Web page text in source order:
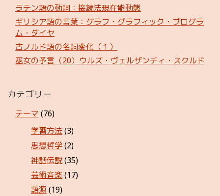
ラテン語の動詞：接続法現在能動態
ギリシア語の言葉：グラフ・グラフィック・プログラ
ム・ダイヤ
古ノルド語の名詞変化（１）
巫女の予言（20）ウルズ・ヴェルザンディ・スクルド
カテゴリー
テーマ (76)
学習方法 (3)
思想哲学(2)
神話伝説(35)
芸術音楽 (17)
語源 (19)